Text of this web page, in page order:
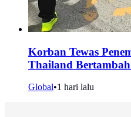
Korban Tewas
Thailand
Global•1 hari lalu